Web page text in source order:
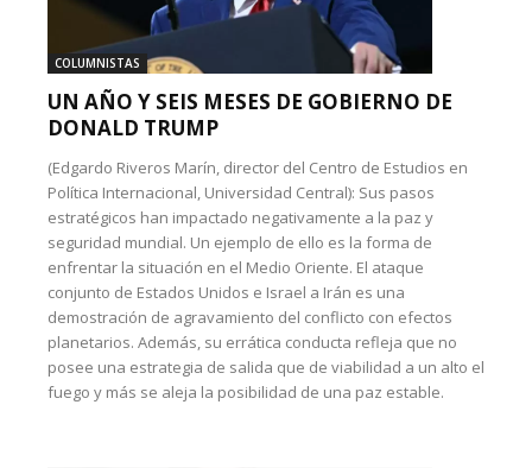
COLUMNISTAS
UN AÑO Y SEIS MESES DE GOBIERNO DE
DONALD TRUMP
(Edgardo Riveros Marín, director del Centro de Estudios en
Política Internacional, Universidad Central): Sus pasos
estratégicos han impactado negativamente a la paz y
seguridad mundial. Un ejemplo de ello es la forma de
enfrentar la situación en el Medio Oriente. El ataque
conjunto de Estados Unidos e Israel a Irán es una
demostración de agravamiento del conflicto con efectos
planetarios. Además, su errática conducta refleja que no
posee una estrategia de salida que de viabilidad a un alto el
fuego y más se aleja la posibilidad de una paz estable.